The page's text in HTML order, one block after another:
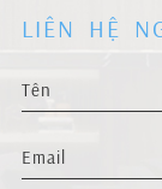
LIÊN HỆ